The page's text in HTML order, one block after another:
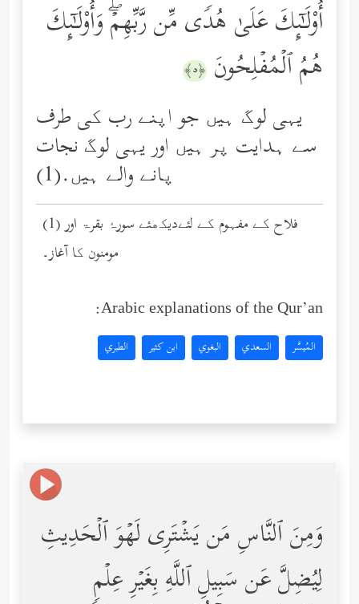
أُوْلَـٰۤىِٕكَ عَلَىٰ هُدࣰى مِّن رَّبِّهِمۡۖ وَأُوْلَـٰۤىِٕكَ
هُمُ ٱلۡمُفۡلِحُونَ ﴿٥﴾
یہی لوگ ہیں جو اپنے رب کی طرف
سے ہدایت پر ہیں اور یہی لوگ نجات
پانے والے ہیں.(1)
(1) فلاح کے مفہوم کے لئےدیکھئے سورۂ بقرۃ اور
مومنون کا آغاز۔
Arabic explanations of the Qur’an:
المُيسَّر السعدي البغوي ابن كثير الطبري
وَمِنَ ٱلنَّاسِ مَن یَشۡتَرِی لَهۡوَ ٱلۡحَدِیثِ
لِیُضِلَّ عَن سَبِیلِ ٱللَّهِ بِغَیۡرِ عِلۡمࣲ